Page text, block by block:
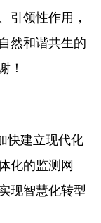
引领性作用，
然和谐共生的
！
快建立现代化
化的监测网
现智慧化转型